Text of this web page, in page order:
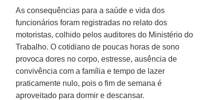
As consequências para a saúde e vida dos
funcionários foram registradas no relato dos
motoristas, colhido pelos auditores do Ministério do
Trabalho. O cotidiano de poucas horas de sono
provoca dores no corpo, estresse, ausência de
convivência com a família e tempo de lazer
praticamente nulo, pois o fim de semana é
aproveitado para dormir e descansar.